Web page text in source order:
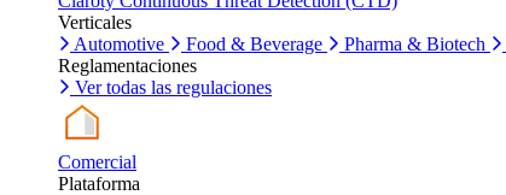
Verticales
Automotive
Food & Beverage Pharma & Biotech
Reglamentaciones
Ver todas las regulaciones
Comercial
Plataforma